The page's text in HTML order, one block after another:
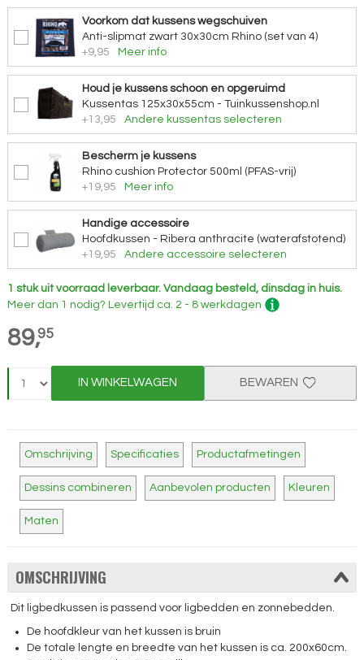
Voorkom dat kussens wegschuiven
Anti-slipmat zwart 30x30cm Rhino (set van 4)
+9,95
Meer info
Houd je kussens schoon en opgeruimd
Kussentas 125x30x55cm - Tuinkussenshop.nl
+13,95
Andere kussentas selecteren
Bescherm je kussens
Rhino cushion Protector 500ml (PFAS-vrij)
+19,95
Meer info
Handige accessoire
Hoofdkussen - Ribera anthracite (waterafstotend)
+19,95
Andere accessoire selecteren
1 stuk uit voorraad leverbaar. Vandaag besteld, dinsdag in huis.
Meer dan 1 nodig? Levertijd ca. 2 - 8 werkdagen
89,95
IN WINKELWAGEN BEWAREN
Omschrijving Specificaties Productafmetingen
Dessins combineren Aanbevolen producten Kleuren
Maten
OMSCHRIJVING
Dit ligbedkussen is passend voor ligbedden en zonnebedden.
De hoofdkleur van het kussen is bruin
De totale lengte en breedte van het kussen is ca. 200x60cm.